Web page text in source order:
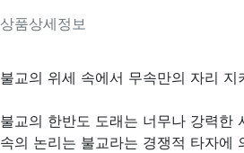
상품상세정보
불교의 위세 속에서 무속만의 자리 지
불교의 한반도 도래는 너무나 강력한
속의 논리는 불교라는 경쟁적 타자에